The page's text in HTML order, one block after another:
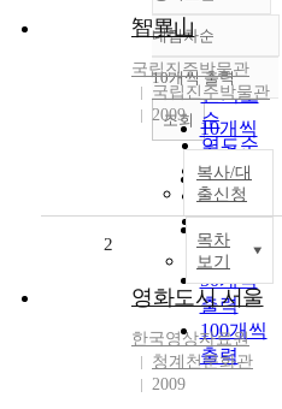
정확도
순
인기도
순
연도순
제목순
저자순
발행기
관순
내림차순
내림차순
10개씩 출력
10개씩
출력
20개씩
출력
30개씩
출력
50개씩
출력
100개씩
출력
조회
智異山
국립진주박물관
국립진주박물관
2009
복사/대
출신청
목차
보기
2
영화도시 서울
한국영상자료원
청계천문화관
2009